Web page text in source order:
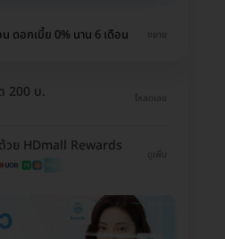
ดอกเบี้ย 0% นาน 6 เดือน ขยาย
200 บ. โหลดเลย
วย HDmall Rewards
ดูเพิ่ม